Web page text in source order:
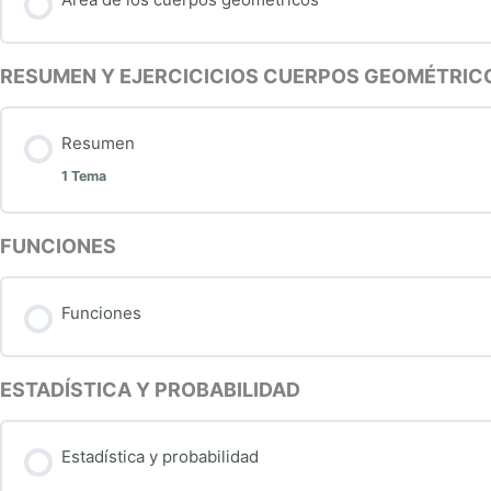
RESUMEN Y EJERCICICIOS CUERPOS
Resumen
1 Tema
Contenido de la Lección
Actividades
FUNCIONES
Funciones
ESTADÍSTICA Y PROBABILIDAD
Estadística y probabilidad